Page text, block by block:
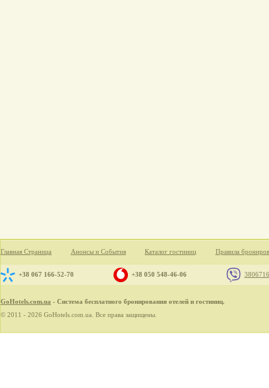
Главная Страница Анонсы и События Каталог гостиниц Правила
+38 067 166-52-70 +38 050 548-46-06
GoHotels.com.ua - Система бесплатного бронирования отелей и гостиниц.
© 2011 - 2026 GoHotels.com.ua. Все права защищены.